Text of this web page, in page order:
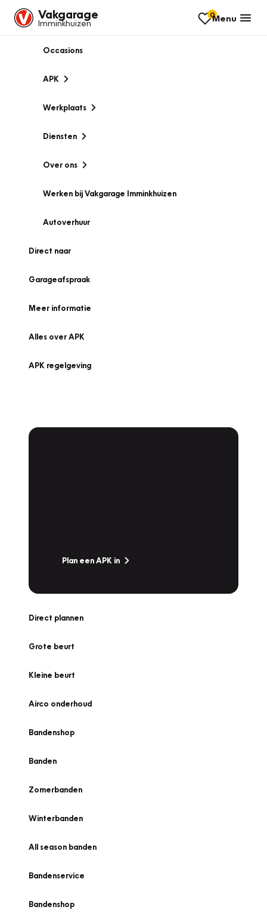
Vakgarage
Imminkhuizen
0Menu
Occasions
APK
Werkplaats
Diensten
Over ons
Werken bij Vakgarage Imminkhuizen
Autoverhuur
Direct naar
Garageafspraak
Meer informatie
Alles over APK
APK regelgeving
Plan een APK in
Direct plannen
Grote beurt
Kleine beurt
Airco onderhoud
Bandenshop
Banden
Zomerbanden
Winterbanden
All season banden
Bandenservice
Bandenshop